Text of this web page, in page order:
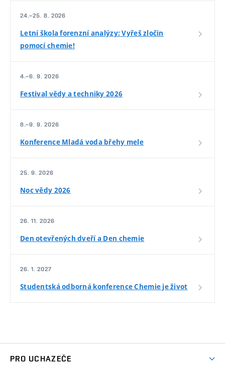
24.–25. 8. 2026
Letní škola forenzní analýzy: Vyřeš zločin
pomocí chemie!
4.–6. 9. 2026
Festival vědy a techniky 2026
8.–9. 9. 2026
Konference Mladá voda břehy mele
25. 9. 2026
Noc vědy 2026
26. 11. 2026
Den otevřených dveří a Den chemie
26. 1. 2027
Studentská odborná konference Chemie je život
PRO UCHAZEČE